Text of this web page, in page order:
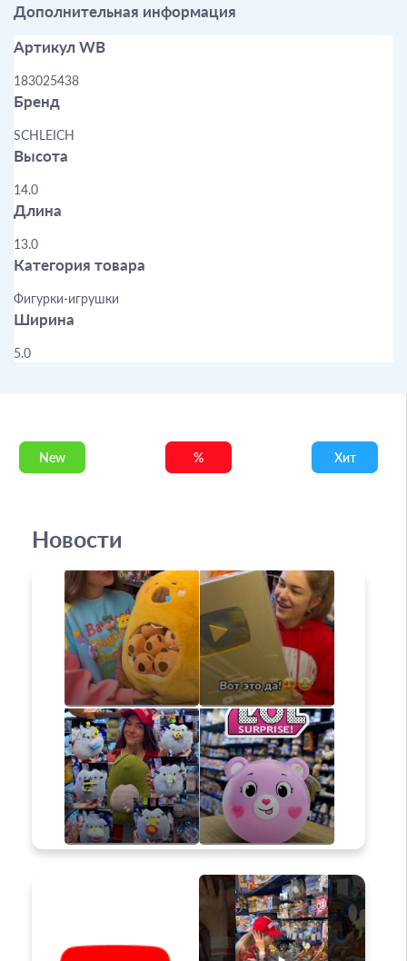
Дополнительная информация
Артикул WB
183025438
Бренд
SCHLEICH
Высота
14.0
Длина
13.0
Категория товара
Фигурки-игрушки
Ширина
5.0
New % Хит
Новости